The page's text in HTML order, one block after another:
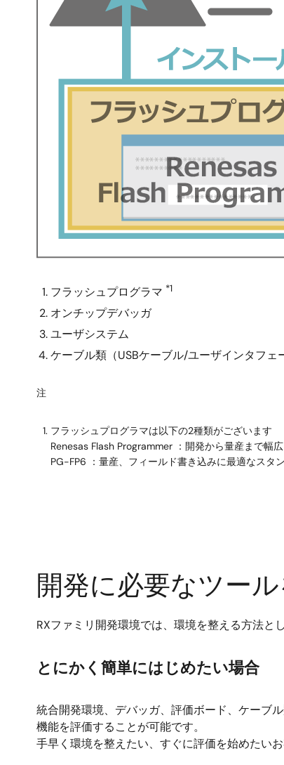
フラッシュプログラマ *1
オンチップデバッガ
ユーザシステム
ケーブル類（USBケーブル/ユーザインタフェ
注
フラッシュプログラマは以下の2種類がございます
Renesas Flash Programmer ：開発から量産まで幅
PG-FP6 ：量産、フィールド書き込みに最適なスタ
開発に必要なツー
RXファミリ開発環境では、環境を整える方法と
とにかく簡単にはじめたい場合
統合開発環境、デバッガ、評価ボード、ケーブ
機能を評価することが可能です。
手早く環境を整えたい、すぐに評価を始めたいお